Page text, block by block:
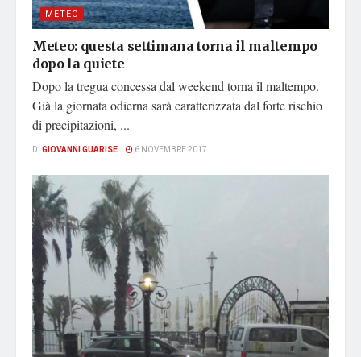
METEO
Meteo: questa settimana torna il maltempo
dopo la quiete
Dopo la tregua concessa dal weekend torna il maltempo.
Già la giornata odierna sarà caratterizzata dal forte rischio
di precipitazioni, ...
DI GIOVANNI GUARISE 6 NOVEMBRE 2017